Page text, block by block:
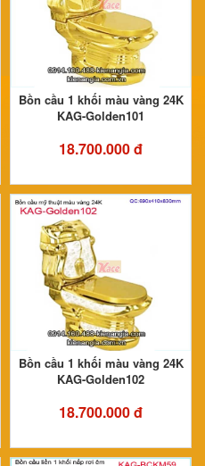
Bồn cầu 1 khối màu vàng 24K
KAG-Golden101
18.700.000 đ
Bồn cầu 1 khối màu vàng 24K
KAG-Golden102
18.700.000 đ